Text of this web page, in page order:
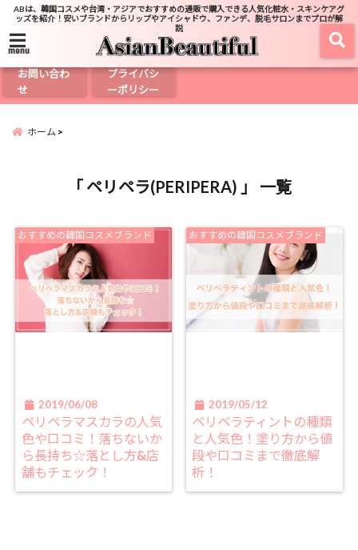
ABは、韓国コスメや台湾・アジアでおすすめの通販で購入できる人気化粧水・スキンケアグ
ッズを紹介！安いブランドからリップやアイシャドウ、ファンデ、脱毛サロンまでプロが解
説
menu
お問い合わ
せ
プライバシ
ーポリシー
ホーム
「 ペリペラ(PERIPERA) 」 一覧
おすすめの韓国コスメブランド
2019/06/08
ペリペラマスカラの人気
色や口コミ！落ちないか
ら長持ち☆落とし方&店
舗もチェック！
おすすめの韓国コスメブランド
2019/05/12
ペリペラティントの種類
と人気色！塗り方から値
段や口コミまで徹底解
析！